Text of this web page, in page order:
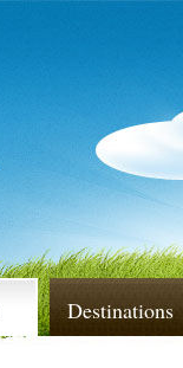
Destinations